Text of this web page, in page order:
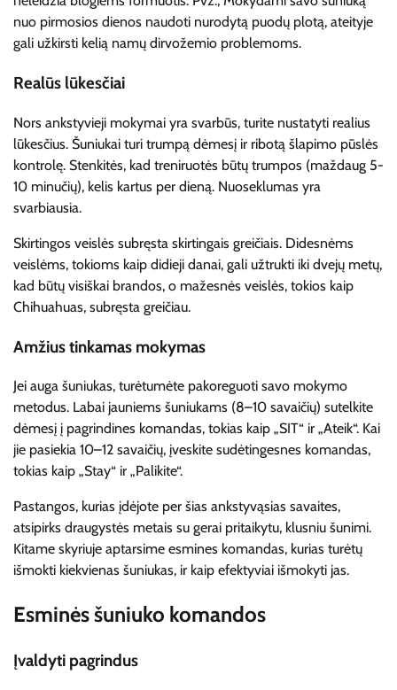
nuo pirmosios dienos naudoti nurodytą puodų plotą, ateityje
gali užkirsti kelią namų dirvožemio problemoms.
Realūs lūkesčiai
Nors ankstyvieji mokymai yra svarbūs, turite nustatyti realius
lūkesčius. Šuniukai turi trumpą dėmesį ir ribotą šlapimo pūslės
kontrolę. Stenkitės, kad treniruotės būtų trumpos (maždaug 5-
10 minučių), kelis kartus per dieną. Nuoseklumas yra
svarbiausia.
Skirtingos veislės subręsta skirtingais greičiais. Didesnėms
veislėms, tokioms kaip didieji danai, gali užtrukti iki dvejų metų,
kad būtų visiškai brandos, o mažesnės veislės, tokios kaip
Chihuahuas, subręsta greičiau.
Amžius tinkamas mokymas
Jei auga šuniukas, turėtumėte pakoreguoti savo mokymo
metodus. Labai jauniems šuniukams (8–10 savaičių) sutelkite
dėmesį į pagrindines komandas, tokias kaip „SIT“ ir „Ateik“. Kai
jie pasiekia 10–12 savaičių, įveskite sudėtingesnes komandas,
tokias kaip „Stay“ ir „Palikite“.
Pastangos, kurias įdėjote per šias ankstyvąsias savaites,
atsipirks draugystės metais su gerai pritaikytu, klusniu šunimi.
Kitame skyriuje aptarsime esmines komandas, kurias turėtų
išmokti kiekvienas šuniukas, ir kaip efektyviai išmokyti jas.
Esminės šuniuko komandos
Įvaldyti pagrindus